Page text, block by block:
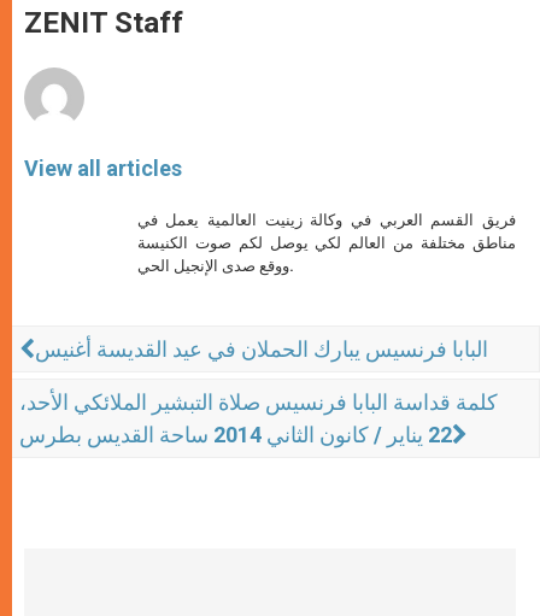
p
p
g
e
o
k
ZENIT Staff
View all articles
فريق القسم العربي في وكالة زينيت العالمية يعمل في
مناطق مختلفة من العالم لكي يوصل لكم صوت الكنيسة
ووقع صدى الإنجيل الحي.
البابا فرنسيس يبارك الحملان في عيد القديسة أغنيس
كلمة قداسة البابا فرنسيس صلاة التبشير الملائكي الأحد،
22 يناير / كانون الثاني 2014 ساحة القديس بطرس